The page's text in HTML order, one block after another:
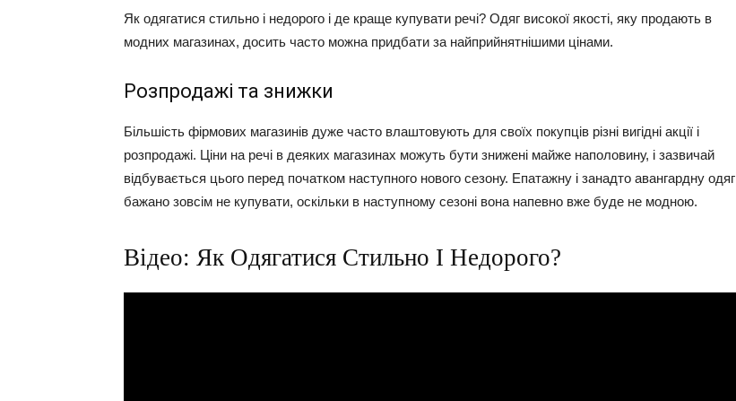
Як одягатися стильно і недорого і де краще купувати речі? Одяг високої якості, яку продають в
модних магазинах, досить часто можна придбати за найприйнятнішими цінами.
Розпродажі та знижки
Більшість фірмових магазинів дуже часто влаштовують для своїх покупців різні вигідні акції і
розпродажі. Ціни на речі в деяких магазинах можуть бути знижені майже наполовину, і зазвичай
відбувається цього перед початком наступного нового сезону. Епатажну і занадто авангардну одяг
бажано зовсім не купувати, оскільки в наступному сезоні вона напевно вже буде не модною.
Відео: Як Одягатися Стильно І Недорого?